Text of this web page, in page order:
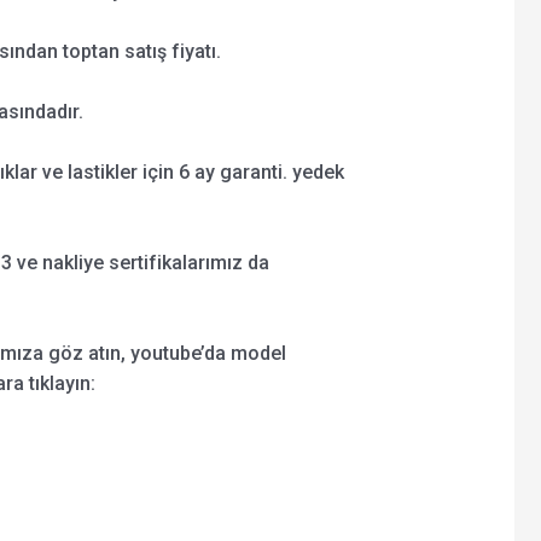
toptan satış fiyatı.
ve lastikler için 6 ay garanti. yedek
ve nakliye sertifikalarımız da
göz atın, youtube’da model
tıklayın: